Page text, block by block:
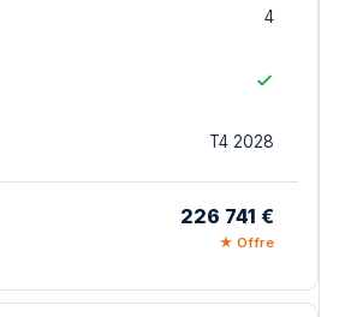
4
T4 2028
226 741 €
★ Offre